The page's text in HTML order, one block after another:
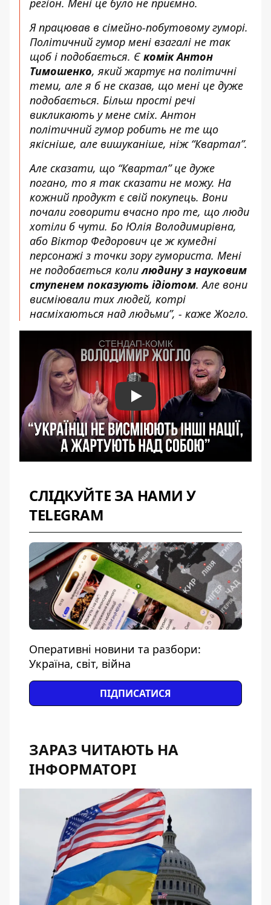
регіон. Мені це було не приємно.
Я працював в сімейно-побутовому гуморі.
Політичний гумор мені взагалі не так
щоб і подобається. Єкомік Антон
Тимошенко, який жартує на політичні
теми, але я б не сказав, що мені це дуже
подобається. Більш прості речі
викликають у мене сміх. Антон
політичний гумор робить не те що
якісніше, але вишуканіше, ніж “Квартал”.
Але сказати, що “Квартал” це дуже
погано, то я так сказати не можу. На
кожний продукт є свій покупець. Вони
почали говорити вчасно про те, що люди
хотіли б чути. Бо Юлія Володимирівна,
або Віктор Федорович це ж кумедні
персонажі з точки зору гумориста. Мені
не подобається колилюдину з науковим
ступенем показують ідіотом. Але вони
висміювали тих людей, котрі
насміхаються над людьми”, - каже Жогло.
Play
СЛІДКУЙТЕ ЗА НАМИ У
TELEGRAM
Оперативні новини та разбори:
Україна, світ, війна
ПІДПИСАТИСЯ
ЗАРАЗ ЧИТАЮТЬ НА
ІНФОРМАТОРІ